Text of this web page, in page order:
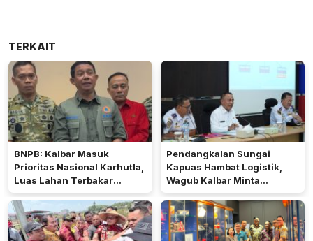
TERKAIT
BNPB: Kalbar Masuk
Prioritas Nasional Karhutla,
Luas Lahan Terbakar
Peringkat Keempat
Pendangkalan Sungai
Kapuas Hambat Logistik,
Wagub Kalbar Minta
Pengerukan Diprioritaskan